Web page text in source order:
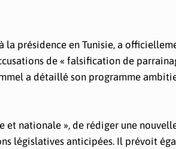
la présidence en Tunisie, a
de « falsification de
a détaillé son programme
et nationale », de rédiger une
législatives anticipées. Il prévoit